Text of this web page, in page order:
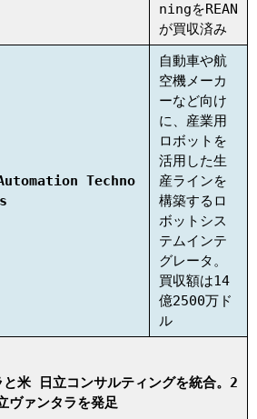
ningをREAN
が買収済み
Techno
自動車や航
空機メーカ
ーなど向け
に、産業用
ロボットを
活用した生
産ラインを
構築するロ
ボットシス
テムインテ
グレータ。
買収額は14
億2500万ド
ル
と米 日立コンサルティングを統合。2
ヴァンタラを発足